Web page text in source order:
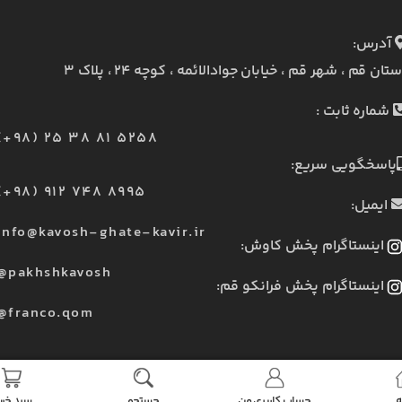
آدرس:
قم ، شهر قم ، خیابان جوادالائمه ، کوچه ۲۴ ، پلاک ۳
شماره ثابت :
25 38 81 5258
پاسخگویی سریع:
912 748 8995
ایمیل:
ghate-kavir.ir
اینستاگرام پخش کاوش:
اینستاگرام پخش فرانکو قم: